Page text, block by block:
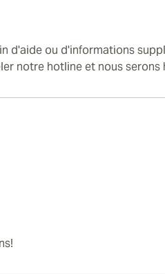
d'aide ou d'informations
notre hotline et nous serons